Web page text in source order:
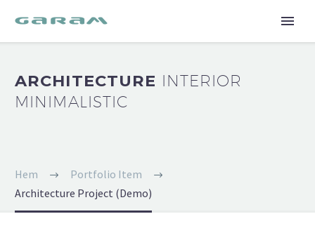
ARCHITECTURE INTERIOR
MINIMALISTIC
Hem
Portfolio Item
Architecture Project (Demo)